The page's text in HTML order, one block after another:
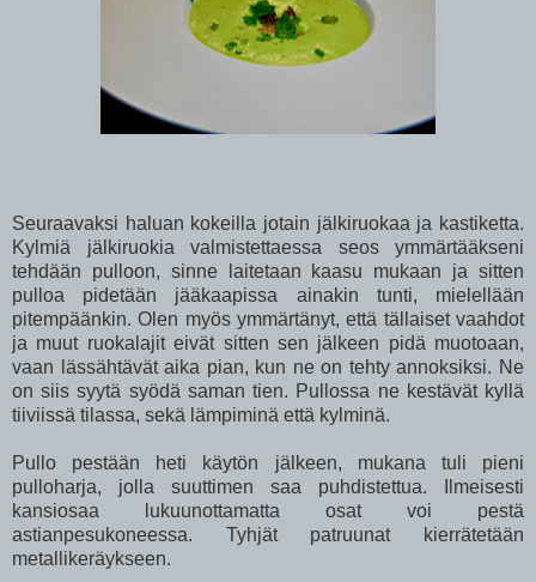
Seuraavaksi haluan kokeilla jotain jälkiruokaa ja kastiketta.
Kylmiä jälkiruokia valmistettaessa seos ymmärtääkseni
tehdään pulloon, sinne laitetaan kaasu mukaan ja sitten
pulloa pidetään jääkaapissa ainakin tunti, mielellään
pitempäänkin. Olen myös ymmärtänyt, että tällaiset vaahdot
ja muut ruokalajit eivät sitten sen jälkeen pidä muotoaan,
vaan lässähtävät aika pian, kun ne on tehty annoksiksi. Ne
on siis syytä syödä saman tien. Pullossa ne kestävät kyllä
tiiviissä tilassa, sekä lämpiminä että kylminä.
Pullo pestään heti käytön jälkeen, mukana tuli pieni
pulloharja, jolla suuttimen saa puhdistettua. Ilmeisesti
kansiosaa lukuunottamatta osat voi pestä
astianpesukoneessa. Tyhjät patruunat kierrätetään
metallikeräykseen.